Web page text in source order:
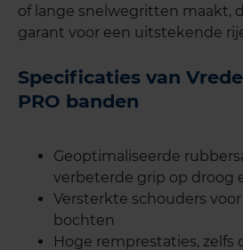
of lange snelwegritten maakt,
garant voor een uitstekende
Specificaties van
PRO banden
Geoptimaliseerde
verbeterde grip op droog
Versterkte schouders
bochten
Hoge remprestaties, zelfs